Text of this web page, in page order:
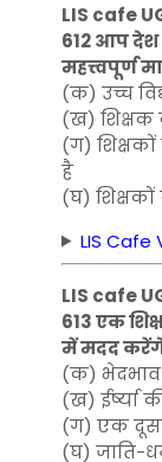
LIS cafe
612 आप देश
महत्त्वपूर्ण
(क) उच्च
(ख)
(ग)
है
(घ)
LIS Cafe
LIS cafe
613 एक
में मदद
(क)
(ख) ईर्ष्या
(ग) एक
(घ) जाति-